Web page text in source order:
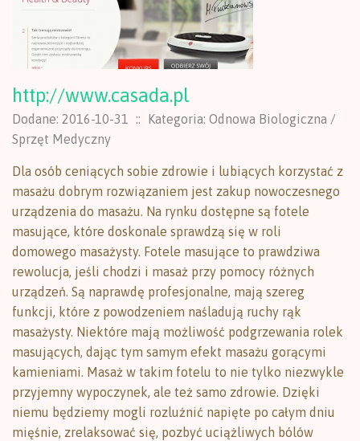
http://www.casada.pl
Dodane: 2016-10-31 ::
Kategoria: Odnowa Biologiczna /
Sprzęt Medyczny
Dla osób ceniących sobie zdrowie i lubiących korzystać z
masażu dobrym rozwiązaniem jest zakup nowoczesnego
urządzenia do masażu. Na rynku dostępne są fotele
masujące, które doskonale sprawdzą się w roli
domowego masażysty. Fotele masujące to prawdziwa
rewolucja, jeśli chodzi i masaż przy pomocy różnych
urządzeń. Są naprawdę profesjonalne, mają szereg
funkcji, które z powodzeniem naśladują ruchy rąk
masażysty. Niektóre mają możliwość podgrzewania rolek
masujących, dając tym samym efekt masażu gorącymi
kamieniami. Masaż w takim fotelu to nie tylko niezwykle
przyjemny wypoczynek, ale też samo zdrowie. Dzięki
niemu będziemy mogli rozluźnić napięte po całym dniu
mięśnie, zrelaksować się, pozbyć uciążliwych bólów